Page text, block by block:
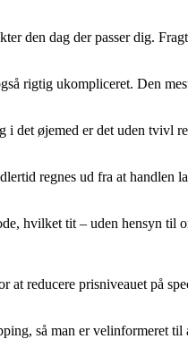
den dag der passer dig.
rigtig ukompliceret. Den
det øjemed er det uden tvivl
regnes ud fra at handlen
hvilket tit – uden hensyn til
reducere prisniveauet på
så man er velinformeret til